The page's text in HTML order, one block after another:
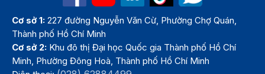
Cơ sở 1: 227 đường Nguyễn Văn Cừ, Phường Chợ Quán,
Thành phố Hồ Chí Minh
Cơ sở 2: Khu đô thị Đại học Quốc gia Thành phố Hồ Chí
Minh, Phường Đông Hoà, Thành phố Hồ Chí Minh